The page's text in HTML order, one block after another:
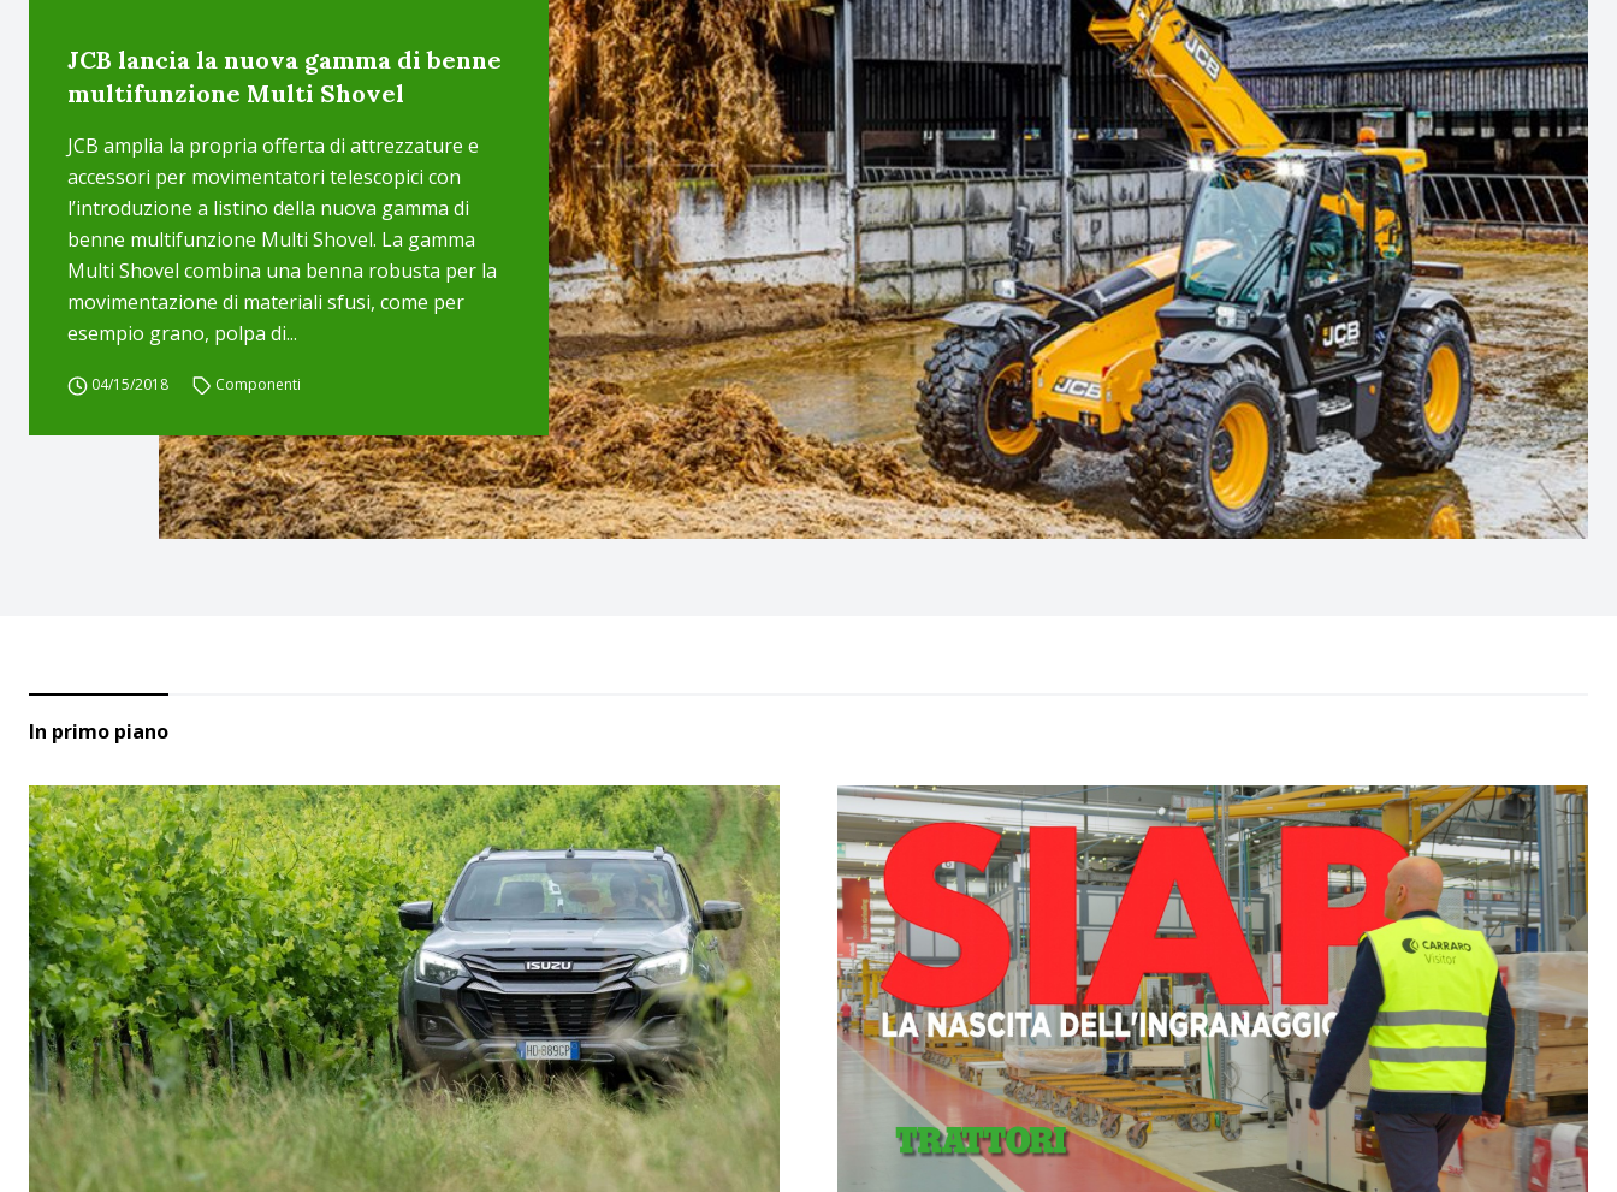
JCB lancia la nuova gamma di benne
multifunzione Multi Shovel
JCB amplia la propria offerta di attrezzature e
accessori per movimentatori telescopici con
l’introduzione a listino della nuova gamma di
benne multifunzione Multi Shovel. La gamma
Multi Shovel combina una benna robusta per la
movimentazione di materiali sfusi, come per
esempio grano, polpa di...
04/15/2018 Componenti
In primo piano